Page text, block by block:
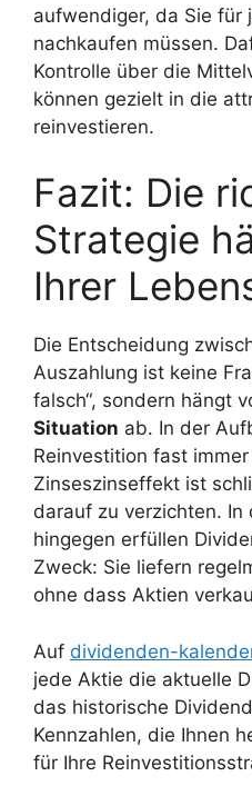
aufwendiger, da Sie für
nachkaufen müssen.
Kontrolle über die
können gezielt in die
reinvestieren.
Fazit: Die
Strategie
Ihrer
Die Entscheidung
Auszahlung ist keine
falsch“, sondern hängt
Situation ab. In der
Reinvestition fast
Zinseszinseffekt ist
darauf zu verzichten. In
hingegen erfüllen
Zweck: Sie liefern
ohne dass Aktien
Auf dividenden-
jede Aktie die aktuelle
das historische
Kennzahlen, die Ihnen
für Ihre